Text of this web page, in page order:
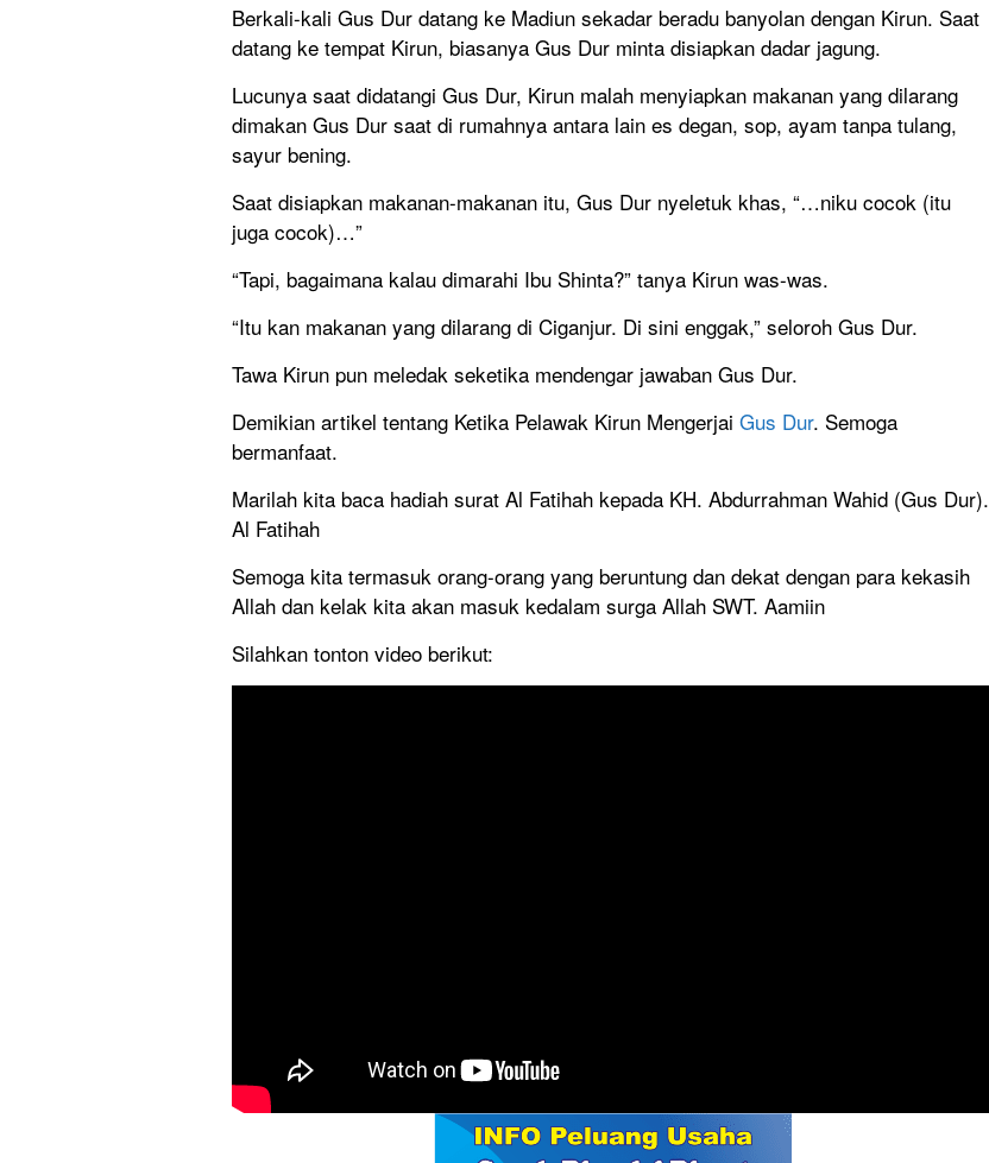
Berkali-kali Gus Dur datang ke Madiun sekadar beradu banyolan dengan Kirun. Saat
datang ke tempat Kirun, biasanya Gus Dur minta disiapkan dadar jagung.
Lucunya saat didatangi Gus Dur, Kirun malah menyiapkan makanan yang dilarang
dimakan Gus Dur saat di rumahnya antara lain es degan, sop, ayam tanpa tulang,
sayur bening.
Saat disiapkan makanan-makanan itu, Gus Dur nyeletuk khas, “…niku cocok (itu
juga cocok)…”
“Tapi, bagaimana kalau dimarahi Ibu Shinta?” tanya Kirun was-was.
“Itu kan makanan yang dilarang di Ciganjur. Di sini enggak,” seloroh Gus Dur.
Tawa Kirun pun meledak seketika mendengar jawaban Gus Dur.
Demikian artikel tentang Ketika Pelawak Kirun Mengerjai Gus Dur. Semoga
bermanfaat.
Marilah kita baca hadiah surat Al Fatihah kepada KH. Abdurrahman Wahid (Gus Dur).
Al Fatihah
Semoga kita termasuk orang-orang yang beruntung dan dekat dengan para kekasih
Allah dan kelak kita akan masuk kedalam surga Allah SWT. Aamiin
Silahkan tonton video berikut: